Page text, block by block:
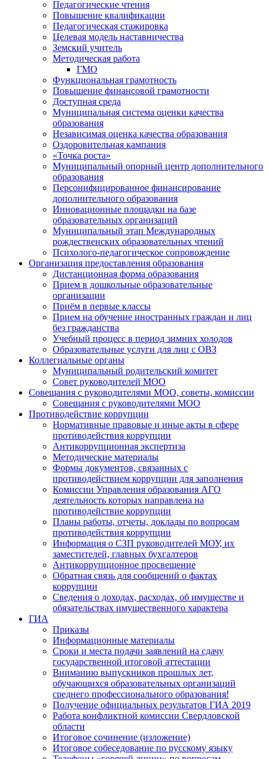
Педагогические чтения
Повышение квалификации
Педагогическая стажировка
Целевая модель наставничества
Земский учитель
Методическая работа
ГМО
Функциональная грамотность
Повышение финансовой грамотности
Доступная среда
Муниципальная система оценки качества
образования
Независимая оценка качества образования
Оздоровительная кампания
«Точка роста»
Муниципальный опорный центр дополнительного
образования
Персонифицированное финансирование
дополнительного образования
Инновационные площадки на базе
образовательных организаций
Муниципальный этап Международных
рождественских образовательных чтений
Психолого-педагогическое сопровождение
Организация предоставления образования
Дистанционная форма образования
Прием в дошкольные образовательные
организации
Приём в первые классы
Прием на обучение иностранных граждан и лиц
без гражданства
Учебный процесс в период зимних холодов
Образовательные услуги для лиц с ОВЗ
Коллегиальные органы
Муниципальный родительский комитет
Совет руководителей МОО
Совещания с руководителями МОО, советы, комиссии
Совещания с руководителями МОО
Противодействие коррупции
Нормативные правовые и иные акты в сфере
противодействия коррупции
Антикоррупционная экспертиза
Методические материалы
Формы документов, связанных с
противодействием коррупции для заполнения
Комиссии Управления образования АГО
деятельность которых направлена на
противодействие коррупции
Планы работы, отчеты, доклады по вопросам
противодействия коррупции
Информация о СЗП руководителей МОУ, их
заместителей, главных бухгалтеров
Антикоррупционное просвещение
Обратная связь для сообщений о фактах
коррупции
Сведения о доходах, расходах, об имуществе и
обязательствах имущественного характера
ГИА
Приказы
Информационные материалы
Сроки и места подачи заявлений на сдачу
государственной итоговой аттестации
Вниманию выпускников прошлых лет,
обучающихся образовательных организаций
среднего профессионального образования!
Получение официальных результатов ГИА 2019
Работа конфликтной комиссии Свердловской
области
Итоговое сочинение (изложение)
Итоговое собеседование по русскому языку